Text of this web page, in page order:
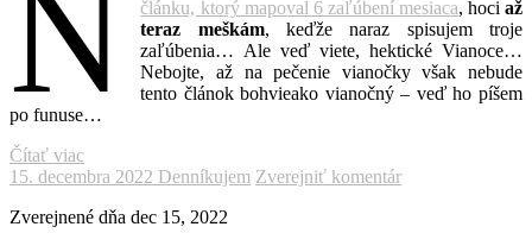
N
článku, ktorý mapoval 6 zaľúbení mesiaca, hociaž
teraz meškám, keďže naraz spisujem troje
zaľúbenia… Ale veď viete, hektické Vianoce…
Nebojte, až na pečenie vianočky však nebude
tento článok bohvieako vianočný – veď ho píšem
po funuse…
Čítať viac
15. decembra 2022 Denníkujem Zverejniť komentár
Zverejnené dňa dec 15, 2022